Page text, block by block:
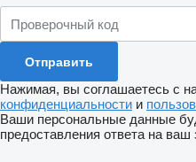
Нажимая, вы соглашаетесь с
конфиденциальности и
Ваши персональные данные
предоставления ответа на ваш